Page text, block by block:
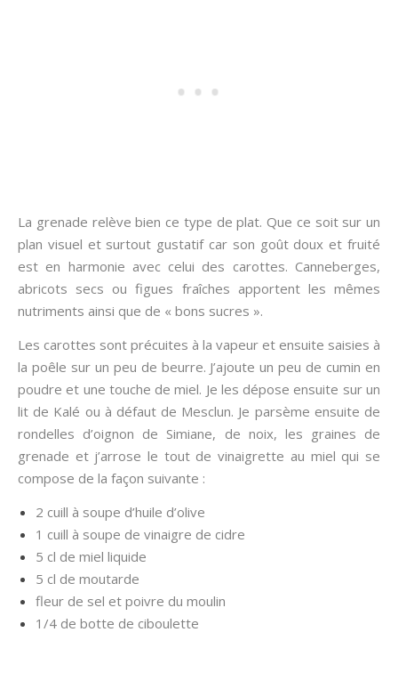
La grenade relève bien ce type de plat. Que ce soit sur un
plan visuel et surtout gustatif car son goût doux et fruité
est en harmonie avec celui des carottes. Canneberges,
abricots secs ou figues fraîches apportent les mêmes
nutriments ainsi que de « bons sucres ».
Les carottes sont précuites à la vapeur et ensuite saisies à
la poêle sur un peu de beurre. J’ajoute un peu de cumin en
poudre et une touche de miel. Je les dépose ensuite sur un
lit de Kalé ou à défaut de Mesclun. Je parsème ensuite de
rondelles d’oignon de Simiane, de noix, les graines de
grenade et j’arrose le tout de vinaigrette au miel qui se
compose de la façon suivante :
2 cuill à soupe d’huile d’olive
1 cuill à soupe de vinaigre de cidre
5 cl de miel liquide
5 cl de moutarde
fleur de sel et poivre du moulin
1/4 de botte de ciboulette